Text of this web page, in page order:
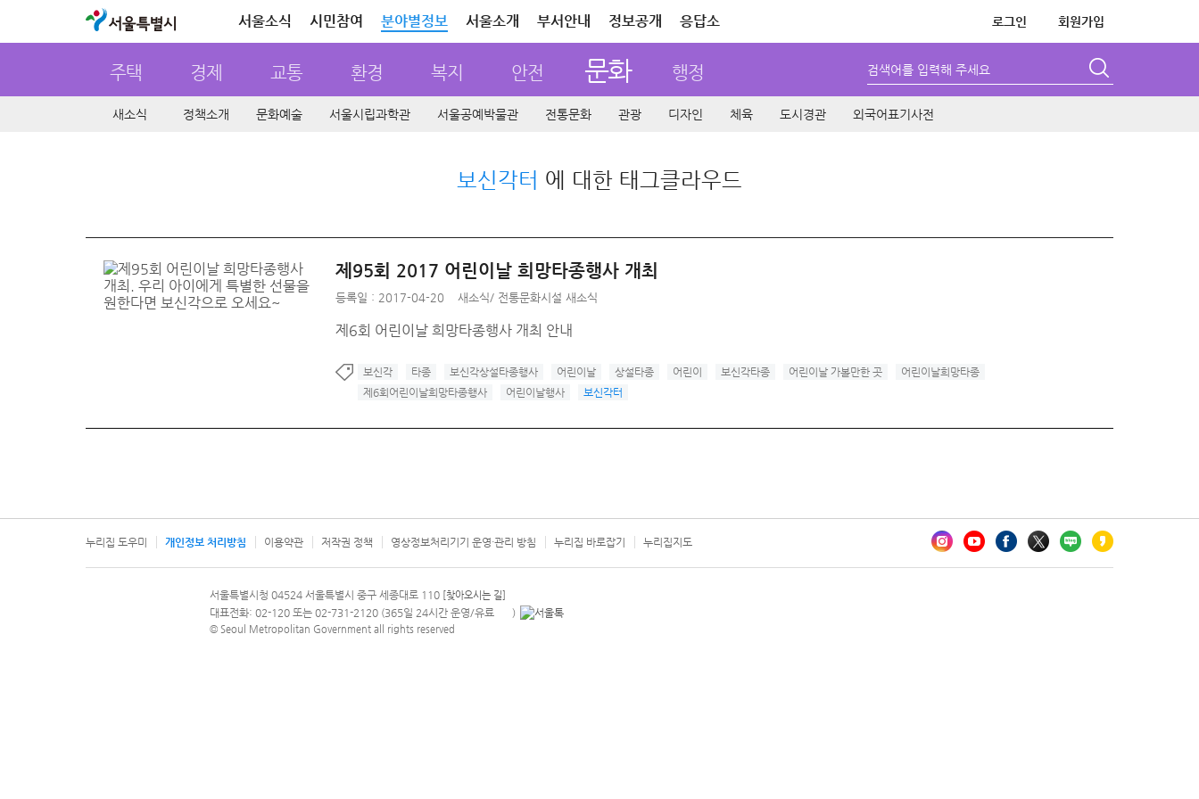
서울특별시 서울소식 시민참여 분야별정보 서울소개 부서안내 정보공개 응답소 로그인 회원가입
주택 경제 교통 환경 복지 안전 문화 행정 검색어를 입력해 주세요
새소식 정책소개 문화예술 서울시립과학관 서울공예박물관 전통문화 관광 디자인 체육 도시경관 외국어표기사전
보신각터 에 대한 태그클라우드
제95회 2017 어린이날 희망타종행사 개최
등록일 : 2017-04-20 새소식/ 전통문화시설 새소식
제6회 어린이날 희망타종행사 개최 안내
보신각 타종 보신각상설타종행사 어린이날 상설타종 어린이 보신각타종 어린이날 가볼만한 곳
어린이날희망타종
제6회어린이날희망타종행사
어린이날행사 보신각터
누리집 도우미 개인정보 처리방침 이용약관 저작권 정책 영상정보처리기기 운영·관리 방침 누리집 바로잡기 누리집지도
문의 전화번호 120, 120 다산콜재단
서울특별시청 04524 서울특별시 중구 세종대로 110 [찾아오시는 길]
대표전화: 02-120 또는 02-731-2120 (365일 24시간 운영/유료 안내팝업 열기
)
© Seoul Metropolitan Government all rights reserved